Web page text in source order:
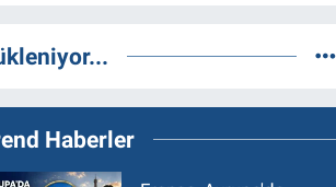
Haberler